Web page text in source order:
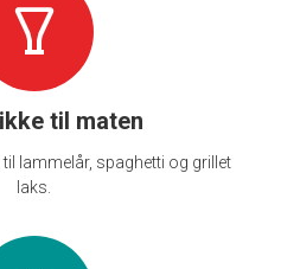
til maten
lammelår, spaghetti og grillet
laks.